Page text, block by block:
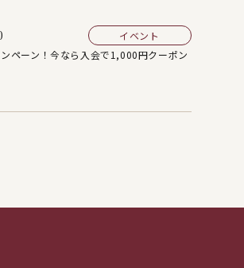
イベント
ペーン！今なら入会で1,000円クーポン